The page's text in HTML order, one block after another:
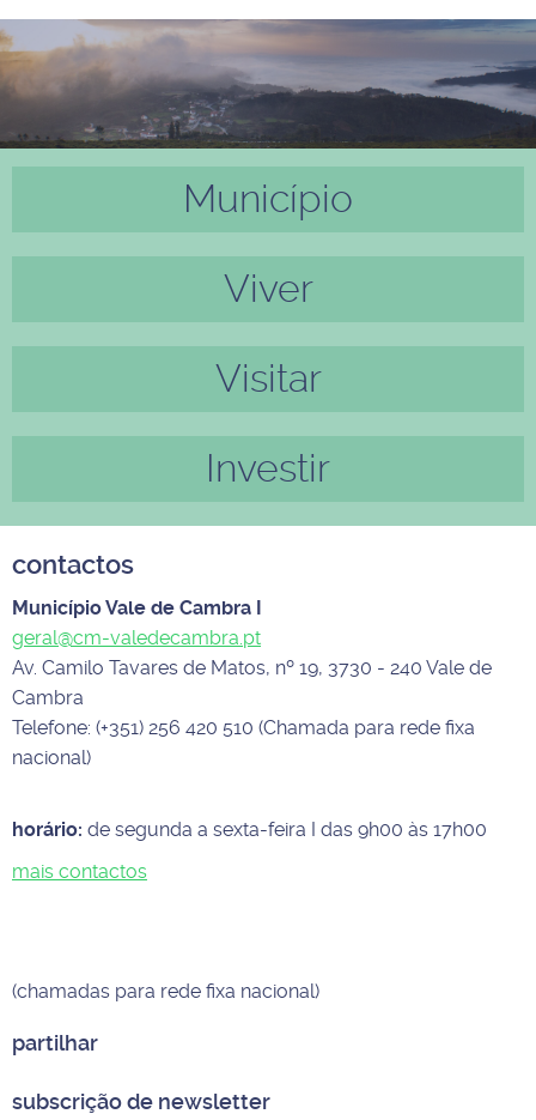
Município
Viver
Visitar
Investir
contactos
Município Vale de Cambra I
geral@cm-valedecambra.pt
Av. Camilo Tavares de Matos, nº 19, 3730 - 240 Vale de
Cambra
Telefone: (+351) 256 420 510 (Chamada para rede fixa
nacional)
horário: de segunda a sexta-feira I das 9h00 às 17h00
mais contactos
(chamadas para rede fixa nacional)
partilhar
subscrição de newsletter